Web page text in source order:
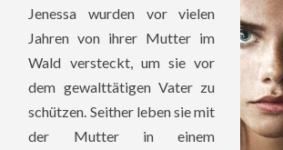
Jenessa wurden vor vielen
Jahren von ihrer Mutter im
Wald versteckt, um sie vor
dem gewalttätigen Vater zu
schützen. Seither leben sie mit
der Mutter in einem